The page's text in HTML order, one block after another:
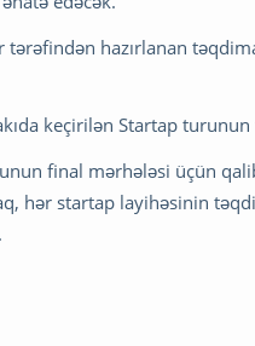
tərəfindən hazırlanan
keçirilən Startap
final mərhələsi üçün
hər startap layihəsinin